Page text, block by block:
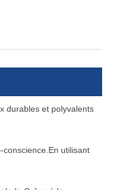
durables et polyvalents
utilisant